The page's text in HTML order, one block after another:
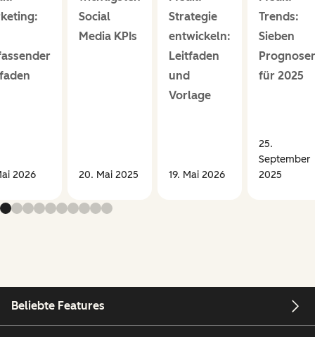
2026
Social
Media KPIs
20. Mai 2025
Strategie
entwickeln:
Leitfaden
und
Vorlage
19. Mai 2026
Trends:
Sieben
für 2025
25.
September
2025
Beliebte Features